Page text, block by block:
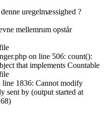
uregelmæssighed ?
mellemrum opstår
on line 506: count():
that implements Countable
1836: Cannot modify
sent by (output started at